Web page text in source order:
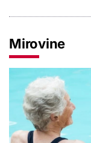
Mirovine